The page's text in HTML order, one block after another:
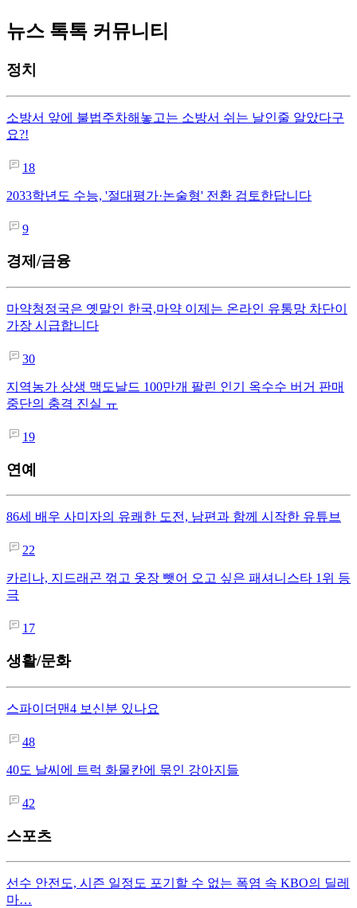
뉴스 톡톡 커뮤니티
정치
소방서 앞에 불법주차해놓고는 소방서 쉬는 날인줄 알았다구
요?!
18
2033학년도 수능, '절대평가·논술형' 전환 검토한답니다
9
경제/금융
마약청정국은 옛말인 한국,마약 이제는 온라인 유통망 차단이
가장 시급합니다
30
지역농가 상생 맥도날드 100만개 팔린 인기 옥수수 버거 판매
중단의 충격 진실 ㅠ
19
연예
86세 배우 사미자의 유쾌한 도전, 남편과 함께 시작한 유튜브
22
카리나, 지드래곤 꺾고 옷장 뺏어 오고 싶은 패셔니스타 1위 등
극
17
생활/문화
스파이더맨4 보신분 있나요
48
40도 날씨에 트럭 화물칸에 묶인 강아지들
42
스포츠
선수 안전도, 시즌 일정도 포기할 수 없는 폭염 속 KBO의 딜레
마…